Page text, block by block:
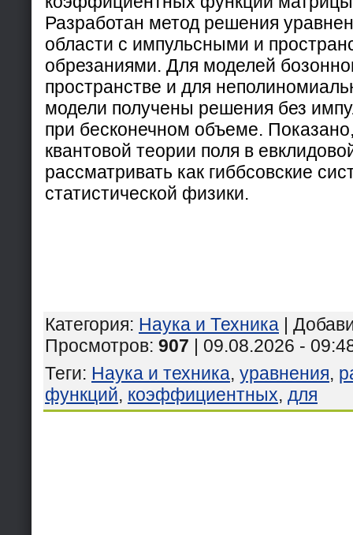
Разработан метод решения
области с импульсными и
обрезаниями. Для моделей
пространстве и для
модели получены решения без
при бесконечном объеме.
квантовой теории поля в
рассматривать как гиббсовские
статистической физики.
Категория: Наука и Техника |
Просмотров: 907 | 09.08.2026 -
Теги: Наука и техника, уравнения,
функций, коэффициентных, для